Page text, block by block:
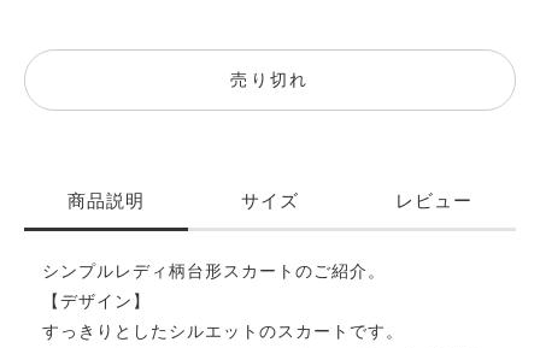
売り切れ
商品説明 サイズ レビュー
シンプルレディ柄台形スカートのご紹介。
【デザイン】
すっきりとしたシルエットのスカートです。